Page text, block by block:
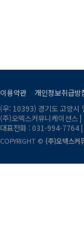
이용약관 개인정보취급방
(우: 10393) 경기도 고양시
(주)오덱스커뮤니케이션스
대표전화 : 031-994-7764 |
COPYRIGHT © (주)오덱스커